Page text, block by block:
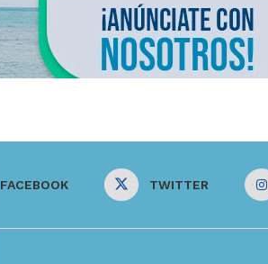
FACEBOOK TWITTER